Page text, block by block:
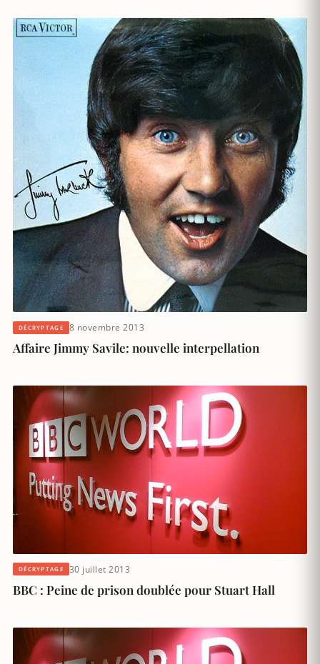
DÉCRYPTAGE 8 novembre 2013
Affaire Jimmy Savile: nouvelle interpellation
DÉCRYPTAGE 30 juillet 2013
BBC : Peine de prison doublée pour Stuart Hall